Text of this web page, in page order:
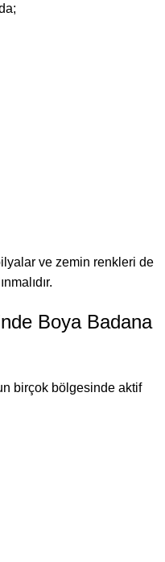
ve zemin renkleri de
Boya Badana
birçok bölgesinde aktif